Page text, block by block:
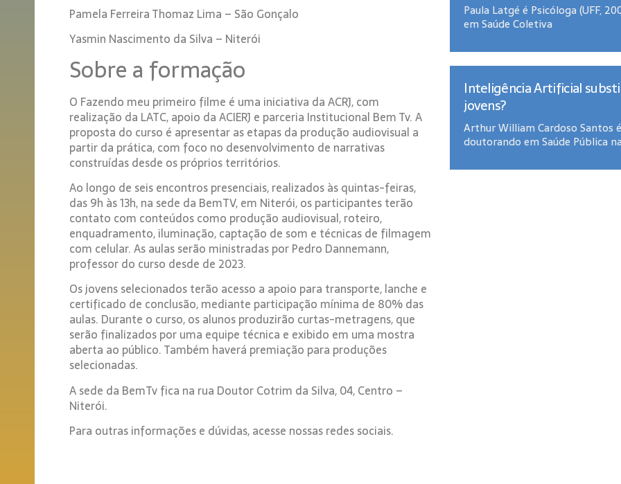
Pamela Ferreira Thomaz Lima – São Gonçalo
Yasmin Nascimento da Silva – Niterói
Sobre a formação
O Fazendo meu primeiro filme é uma iniciativa da ACRJ, com
realização da LATC, apoio da ACIERJ e parceria Institucional Bem Tv. A
proposta do curso é apresentar as etapas da produção audiovisual a
partir da prática, com foco no desenvolvimento de narrativas
construídas desde os próprios territórios.
Ao longo de seis encontros presenciais, realizados às quintas-feiras,
das 9h às 13h, na sede da BemTV, em Niterói, os participantes terão
contato com conteúdos como produção audiovisual, roteiro,
enquadramento, iluminação, captação de som e técnicas de filmagem
com celular. As aulas serão ministradas por Pedro Dannemann,
professor do curso desde de 2023.
Os jovens selecionados terão acesso a apoio para transporte, lanche e
certificado de conclusão, mediante participação mínima de 80% das
aulas. Durante o curso, os alunos produzirão curtas-metragens, que
serão finalizados por uma equipe técnica e exibido em uma mostra
aberta ao público. Também haverá premiação para produções
selecionadas.
A sede da BemTv fica na rua Doutor Cotrim da Silva, 04, Centro –
Niterói.
Para outras informações e dúvidas, acesse nossas redes sociais.
Paula Latgé é Psicóloga (UFF,
em Saúde Coletiva
Inteligência Artificial
jovens?
Arthur William Cardoso Santos é
doutorando em Saúde Pública na